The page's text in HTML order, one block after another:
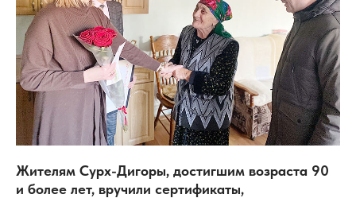
Жителям Сурх-Дигоры, достигшим возраста 90
и более лет, вручили сертификаты,